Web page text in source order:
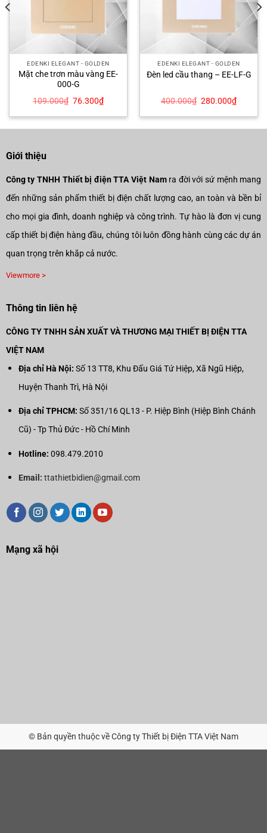
EDENKI ELEGANT - GOLDEN
Mặt che trơn màu vàng EE-
000-G
109.000₫ Giá
là:
76.300₫Giá
hiện
tại
76.300₫.
EDENKI ELEGANT - GOLDEN
Đèn led cầu thang – EE-LF-G
400.000₫ Giá
là:
280.000₫Giá
hiện
tại
Giới thiệu
Công ty TNHH Thiết bị điện TTA Việt Namra đời với sứ mệnh mang
đến những sản phẩm thiết bị điện chất lượng cao, an toàn và bền bỉ
cho mọi gia đình, doanh nghiệp và công trình. Tự hào là đơn vị cung
cấp thiết bị điện hàng đầu, chúng tôi luôn đồng hành cùng các dự án
quan trọng trên khắp cả nước.
Viewmore >
Thông tin liên hệ
CÔNG TY TNHH SẢN XUẤT VÀ THƯƠNG MẠI THIẾT BỊ ĐIỆN TTA
VIỆT NAM
Địa chỉ Hà Nội: Số 13 TT8, Khu Đấu Giá Tứ Hiệp, Xã Ngũ Hiệp,
Huyện Thanh Trì, Hà Nội
Địa chỉ TPHCM: Số 351/16 QL13 - P. Hiệp Bình (Hiệp Bình Chánh
Cũ) - Tp Thủ Đức - Hồ Chí Minh
Hotline: 098.479.2010
Email: ttathietbidien@gmail.com
Mạng xã hội
© Bản quyền thuộc về Công ty Thiết bị Điện TTA Việt Nam